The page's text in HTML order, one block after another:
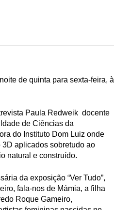
de quinta para sexta-feira, à
Paula Redweik docente
de Ciências da
do Instituto Dom Luiz onde
aplicados sobretudo ao
natural e construído.
da exposição “Ver Tudo”,
fala-nos de Mámia, a filha
Roque Gameiro,